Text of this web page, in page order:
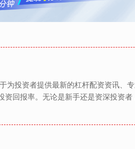
投资者提供最新的杠杆配资资讯、
回报率。无论是新手还是资深投资